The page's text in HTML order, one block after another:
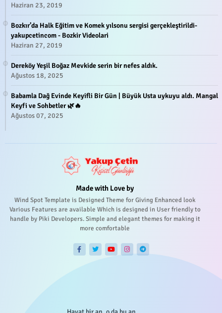
Haziran 23, 2019
Bozkır’da Halk Eğitim ve Komek yılsonu sergisi gerçekleştirildi-
yakupcetincom - Bozkir Videolari
Haziran 27, 2019
Dereköy Yeşil Boğaz Mevkide serin bir nefes aldık.
Ağustos 18, 2025
Babamla Dağ Evinde Keyifli Bir Gün | Büyük Usta uykuyu aldı. Mangal
Keyfi ve Sohbetler 🌿🔥
Ağustos 07, 2025
Made with Love by
Wind Spot Template is Designed Theme for Giving Enhanced look
Various Features are available Which is designed in User friendly to
handle by Piki Developers. Simple and elegant themes for making it
more comfortable